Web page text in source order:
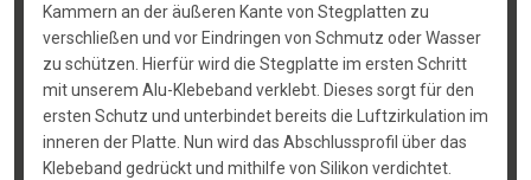
Kammern an der äußeren Kante von Stegplatten zu
verschließen und vor Eindringen von Schmutz oder Wasser
zu schützen. Hierfür wird die Stegplatte im ersten Schritt
mit unserem Alu-Klebeband verklebt. Dieses sorgt für den
ersten Schutz und unterbindet bereits die Luftzirkulation im
inneren der Platte. Nun wird das Abschlussprofil über das
Klebeband gedrückt und mithilfe von Silikon verdichtet.